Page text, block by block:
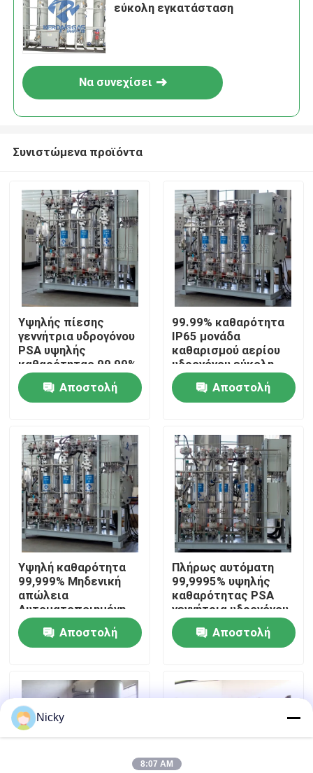
Σπίτι
Σχετικά με εμάς
Επισκεψή εργοστασίου
Έλεγχος ποιότητας
Επικοινωνήστε μαζί μας
Ειδήσεις
Ζητήστε μια προσφορά
Παραγωγοί αζώτου PSA
Γεννήτρια αζώτου υψηλής αγνότητας
εύκολη εγκατάσταση
Να συνεχίσει
Συνιστώμενα προϊόντα
Υψηλής πίεσης
γεννήτρια υδρογόνου
PSA υψηλής
καθαρότητας 99,99%
Αποστολή
99.99% καθαρότητα
IP65 μονάδα
καθαρισμού αερίου
υδρογόνου εύκολη
εγκατάσταση
Αποστολή
Υψηλή καθαρότητα
99,999% Μηδενική
απώλεια
Αυτοματοποιημένη
μονάδα καθαρισμού
αερίου υδρογόνου
Αποστολή
Πλήρως αυτόματη
99,9995% υψηλής
καθαρότητας PSA
γεννήτρια υδρογόνου
Αποστολή
Nicky
8:07 AM